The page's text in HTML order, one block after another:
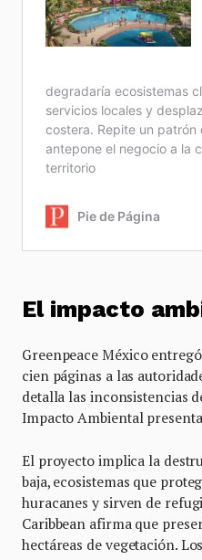
El impacto
Greenpeace México
cien páginas a las
detalla las inconsistencias
Impacto Ambiental
El proyecto implica la
baja, ecosistemas que
huracanes y sirven de
Caribbean afirma que
hectáreas de vegetación.